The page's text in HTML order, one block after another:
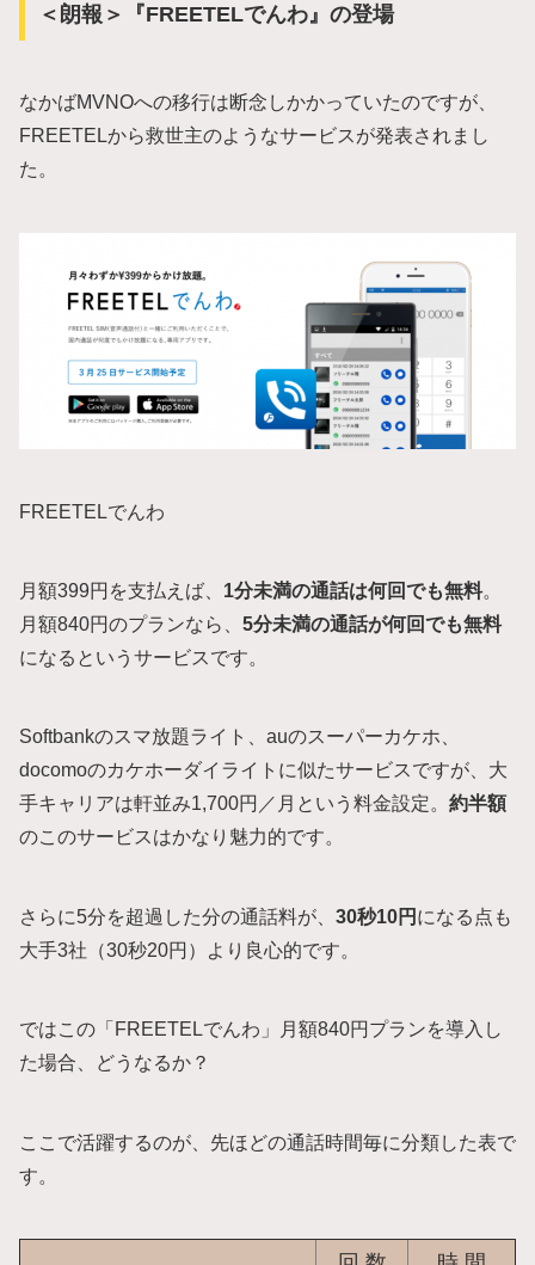
＜朗報＞『FREETELでんわ』の登場
なかばMVNOへの移行は断念しかかっていたのですが、
FREETELから救世主のようなサービスが発表されまし
た。
FREETELでんわ
月額399円を支払えば、 1分未満の通話は何回でも無料。
月額840円のプランなら、 5分未満の通話が何回でも無料
になるというサービスです。
Softbankのスマ放題ライト、auのスーパーカケホ、
docomoのカケホーダイライトに似たサービスですが、大
手キャリアは軒並み1,700円／月という料金設定。 約半額
のこのサービスはかなり魅力的です。
さらに5分を超過した分の通話料が、 30秒10円 になる点も
大手3社（30秒20円）より良心的です。
ではこの「FREETELでんわ」月額840円プランを導入し
た場合、どうなるか？
ここで活躍するのが、先ほどの通話時間毎に分類した表で
す。